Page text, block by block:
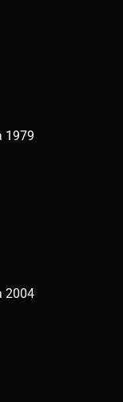
1979
2004